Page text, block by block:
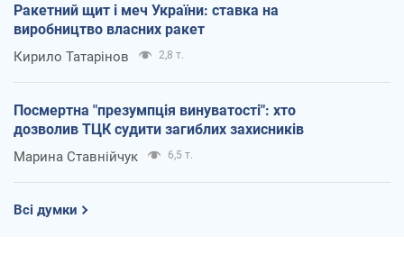
Ракетний щит і меч України: ставка на
виробництво власних ракет
Кирило Татарінов 2,8 т.
Посмертна "презумпція винуватості": хто
дозволив ТЦК судити загиблих захисників
Марина Ставнійчук 6,5 т.
Всі думки